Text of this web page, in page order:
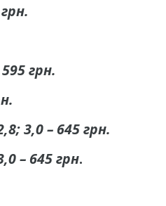
грн.
3,0 – 645 грн.
– 645 грн.